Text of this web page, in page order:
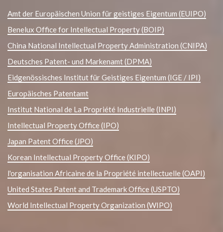
Amt der Europäischen Union für geistiges Eigentum (EUIPO)
Benelux Office for Intellectual Property (BOIP)
China National Intellectual Property Administration (CNIPA)
Deutsches Patent- und Markenamt (DPMA)
Eidgenössisches Institut für Geistiges Eigentum (IGE / IPI)
Europäisches Patentamt
Institut National de La Propriété Industrielle (INPI)
Intellectual Property Office (IPO)
Japan Patent Office (JPO)
Korean Intellectual Property Office (KIPO)
l'organisation Africaine de la Propriété intellectuelle (OAPI)
United States Patent and Trademark Office (USPTO)
World Intellectual Property Organization (WIPO)